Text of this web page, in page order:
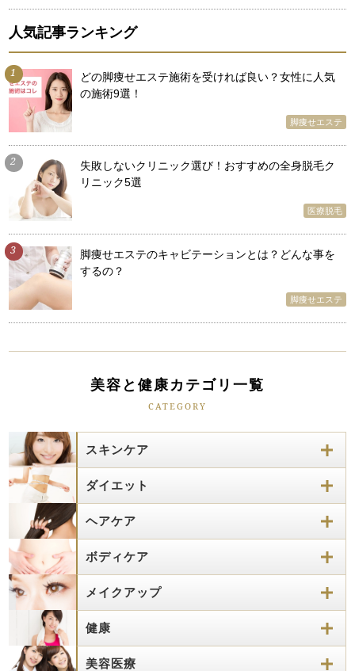
人気記事ランキング
1
どの脚痩せエステ施術を受ければ良い？女性に人気
の施術9選！
脚痩せエステ
2
失敗しないクリニック選び！おすすめの全身脱毛ク
リニック5選
医療脱毛
3
脚痩せエステのキャビテーションとは？どんな事を
するの？
脚痩せエステ
美容と健康カテゴリ一覧
CATEGORY
スキンケア
ダイエット
ヘアケア
ボディケア
メイクアップ
健康
美容医療